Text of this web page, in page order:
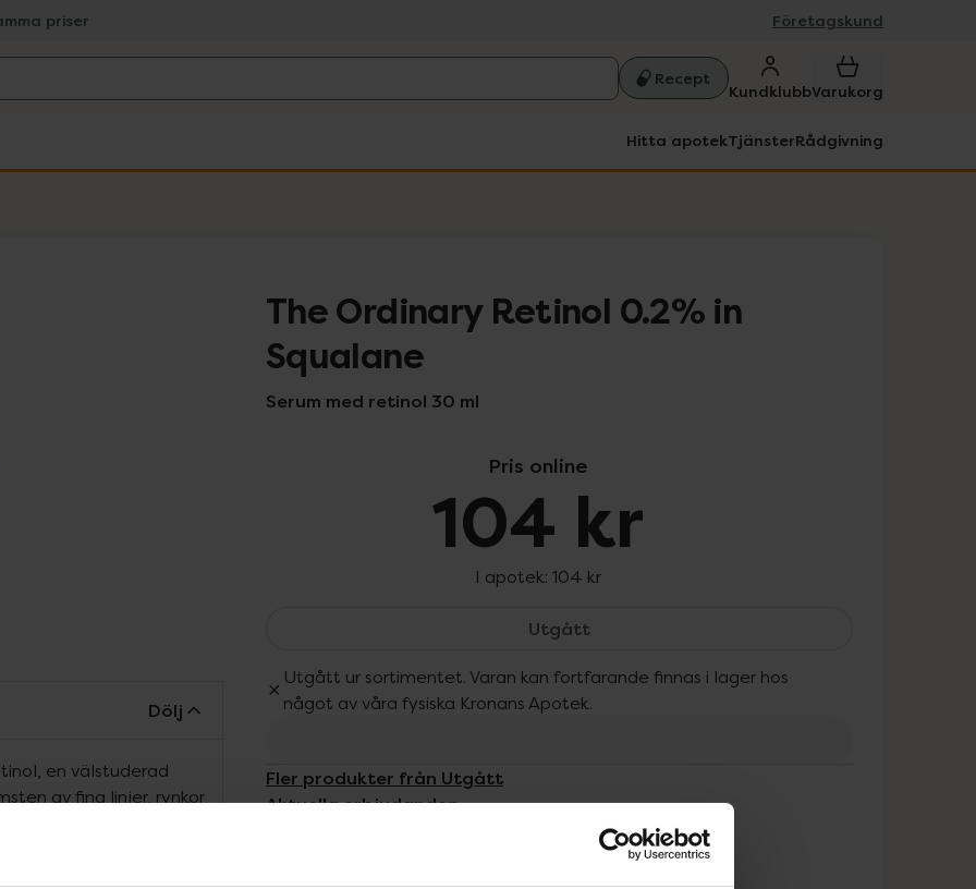
priser Företagskund
Recept
KundklubbVarukorg
Hitta apotekTjänsterRådgivning
The Ordinary Retinol 0.2% in
Squalane
Serum med retinol 30 ml
Pris online
104 kr
I apotek: 104 kr
UtgåttThe Ordinary Retinol 0.2% in Squalane,
Utgått ur sortimentet. Varan kan fortfarande finnas i lager hos
något av våra fysiska Kronans Apotek.
Fler produkter från Utgått
Aktuella erbjudanden
Dölj
en välstuderad
av fina linjer, rynkor
studerats ingående
att man bygger upp
Granactive Retinoid